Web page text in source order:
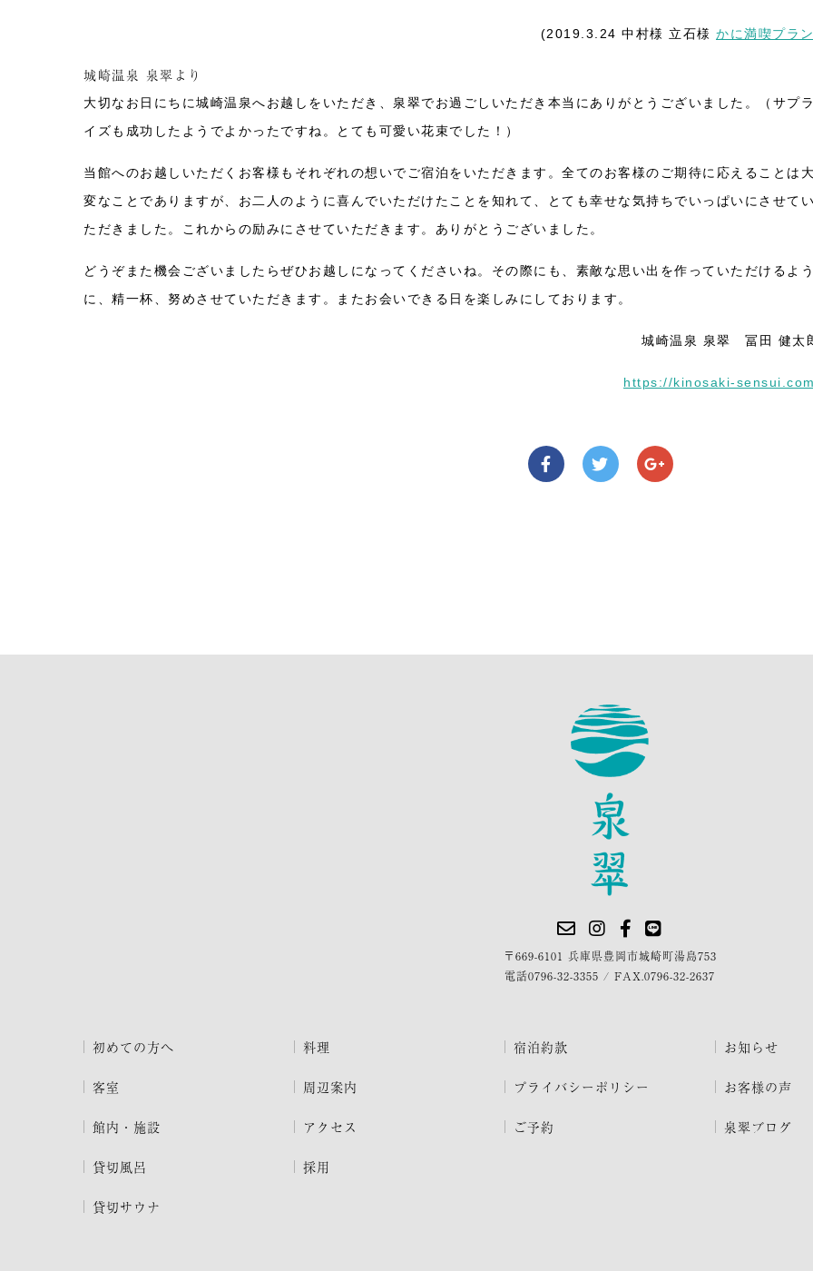
(2019.3.24 中村様 立石様 かに満喫プラ
城崎温泉 泉翠より
大切なお日にちに城崎温泉へお越しをいただき、泉翠でお過ごしいただき本当にありがとうございました。（サプ
イズも成功したようでよかったですね。とても可愛い花束でした！）
当館へのお越しいただくお客様もそれぞれの想いでご宿泊をいただきます。全てのお客様のご期待に応えることは
変なことでありますが、お二人のように喜んでいただけたことを知れて、とても幸せな気持ちでいっぱいにさせて
ただきました。これからの励みにさせていただきます。ありがとうございました。
どうぞまた機会ございましたらぜひお越しになってくださいね。その際にも、素敵な思い出を作っていただけるよ
に、精一杯、努めさせていただきます。またお会いできる日を楽しみにしております。
城崎温泉 泉翠 冨田 健太
https://kinosaki-
〒669-6101 兵庫県豊岡市城崎町湯島753
電話0796-32-3355 / FAX.0796-32-2637
初めての方へ
客室
館内・施設
貸切風呂
貸切サウナ
料理
周辺案内
アクセス
採用
宿泊約款
プライバシーポリシー
ご予約
お知らせ
お客様の声
泉翠ブログ